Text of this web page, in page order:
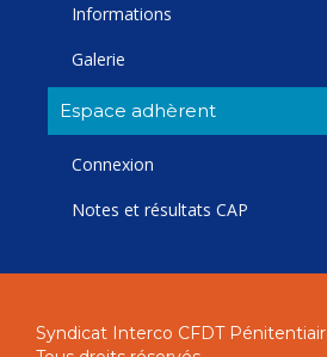
Informations
Galerie
Espace adhèrent
Connexion
Notes et résultats CAP
Syndicat Interco CFDT